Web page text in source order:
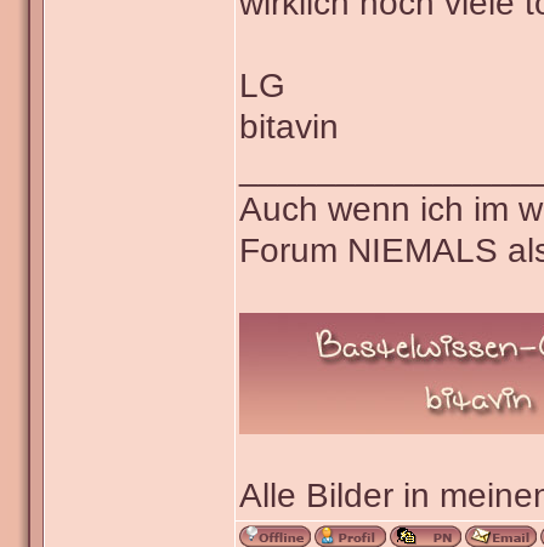
LG
bitavin
Auch wenn ich im
Forum NIEMALS
Alle Bilder in